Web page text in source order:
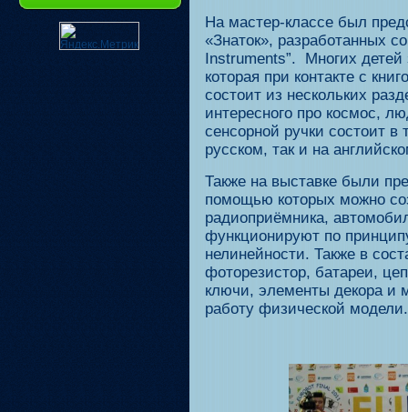
На мастер-классе был
«Знаток», разработанных
Instruments”. Многих детей
которая при контакте с
состоит из нескольких
интересного про космос,
сенсорной ручки состоит в
русском, так и на
Также на выставке были
помощью которых можно
радиоприёмника,
функционируют по
нелинейности. Также в
фоторезистор, батареи,
ключи, элементы декора и
работу физической модели.